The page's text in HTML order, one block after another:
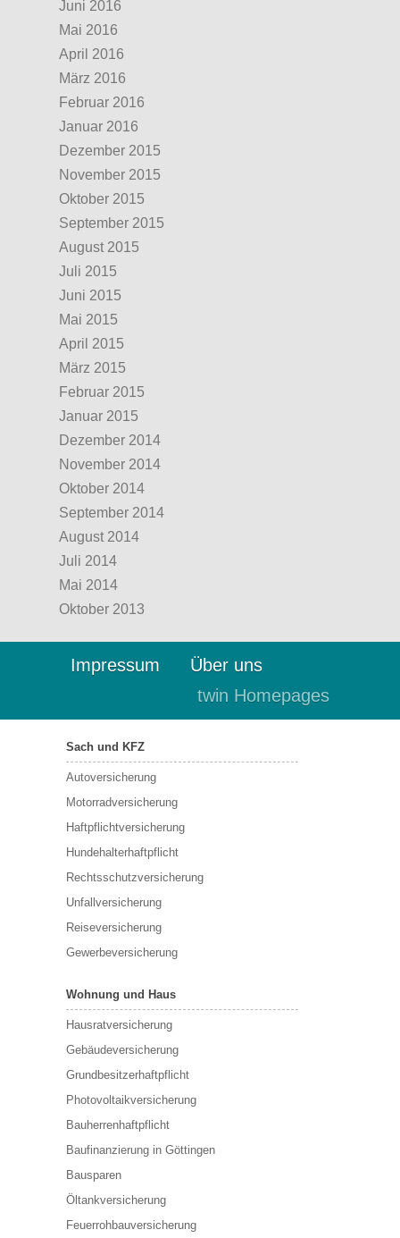
Juni 2016
Mai 2016
April 2016
März 2016
Februar 2016
Januar 2016
Dezember 2015
November 2015
Oktober 2015
September 2015
August 2015
Juli 2015
Juni 2015
Mai 2015
April 2015
März 2015
Februar 2015
Januar 2015
Dezember 2014
November 2014
Oktober 2014
September 2014
August 2014
Juli 2014
Mai 2014
Oktober 2013
Impressum
Über uns
twin Homepages
Sach und KFZ
Autoversicherung
Motorradversicherung
Haftpflichtversicherung
Hundehalterhaftpflicht
Rechtsschutzversicherung
Unfallversicherung
Reiseversicherung
Gewerbeversicherung
Wohnung und Haus
Hausratversicherung
Gebäudeversicherung
Grundbesitzerhaftpflicht
Photovoltaikversicherung
Bauherrenhaftpflicht
Baufinanzierung in Göttingen
Bausparen
Öltankversicherung
Feuerrohbauversicherung